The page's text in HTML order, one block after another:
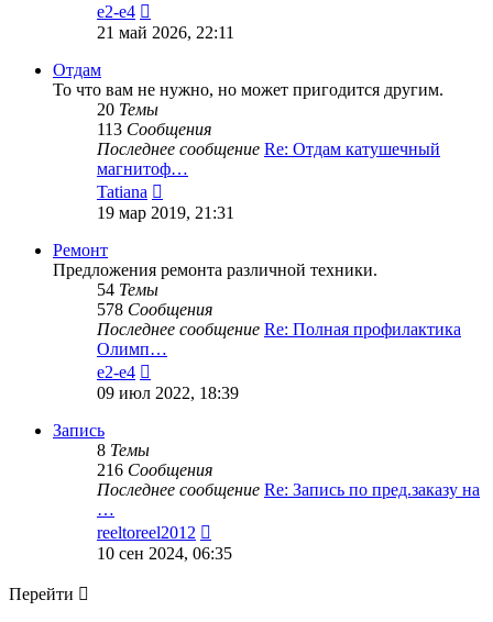
e2-e4
к
последнему
21 май 2026, 22:11
Отдам
То что вам не нужно, но может пригодится другим.
20 Темы
113 Сообщения
Последнее сообщение Re: Отдам катушечный
магнитоф…
Tatiana
к
последнему
19 мар 2019, 21:31
Ремонт
Предложения ремонта различной техники.
54 Темы
578 Сообщения
Последнее сообщение Re: Полная профилактика
Олимп…
e2-e4
к
последнему
09 июл 2022, 18:39
Запись
8 Темы
216 Сообщения
Последнее сообщение Re: Запись по пред.заказу на
…
reeltoreel2012
к
10 сен 2024, 06:35
Перейти